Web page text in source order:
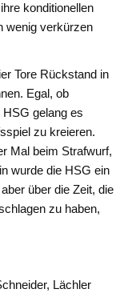
konditionellen
wenig verkürzen
Tore Rückstand in
Egal, ob
gelang es
zu kreieren.
Mal beim Strafwurf,
wurde die HSG ein
über die Zeit, die
zu haben,
Lächler